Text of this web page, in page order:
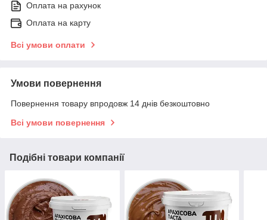
Оплата на рахунок
Оплата на карту
Всі умови оплати
Умови повернення
Повернення товару впродовж 14 днів безкоштовно
Всі умови повернення
Подібні товари компанії